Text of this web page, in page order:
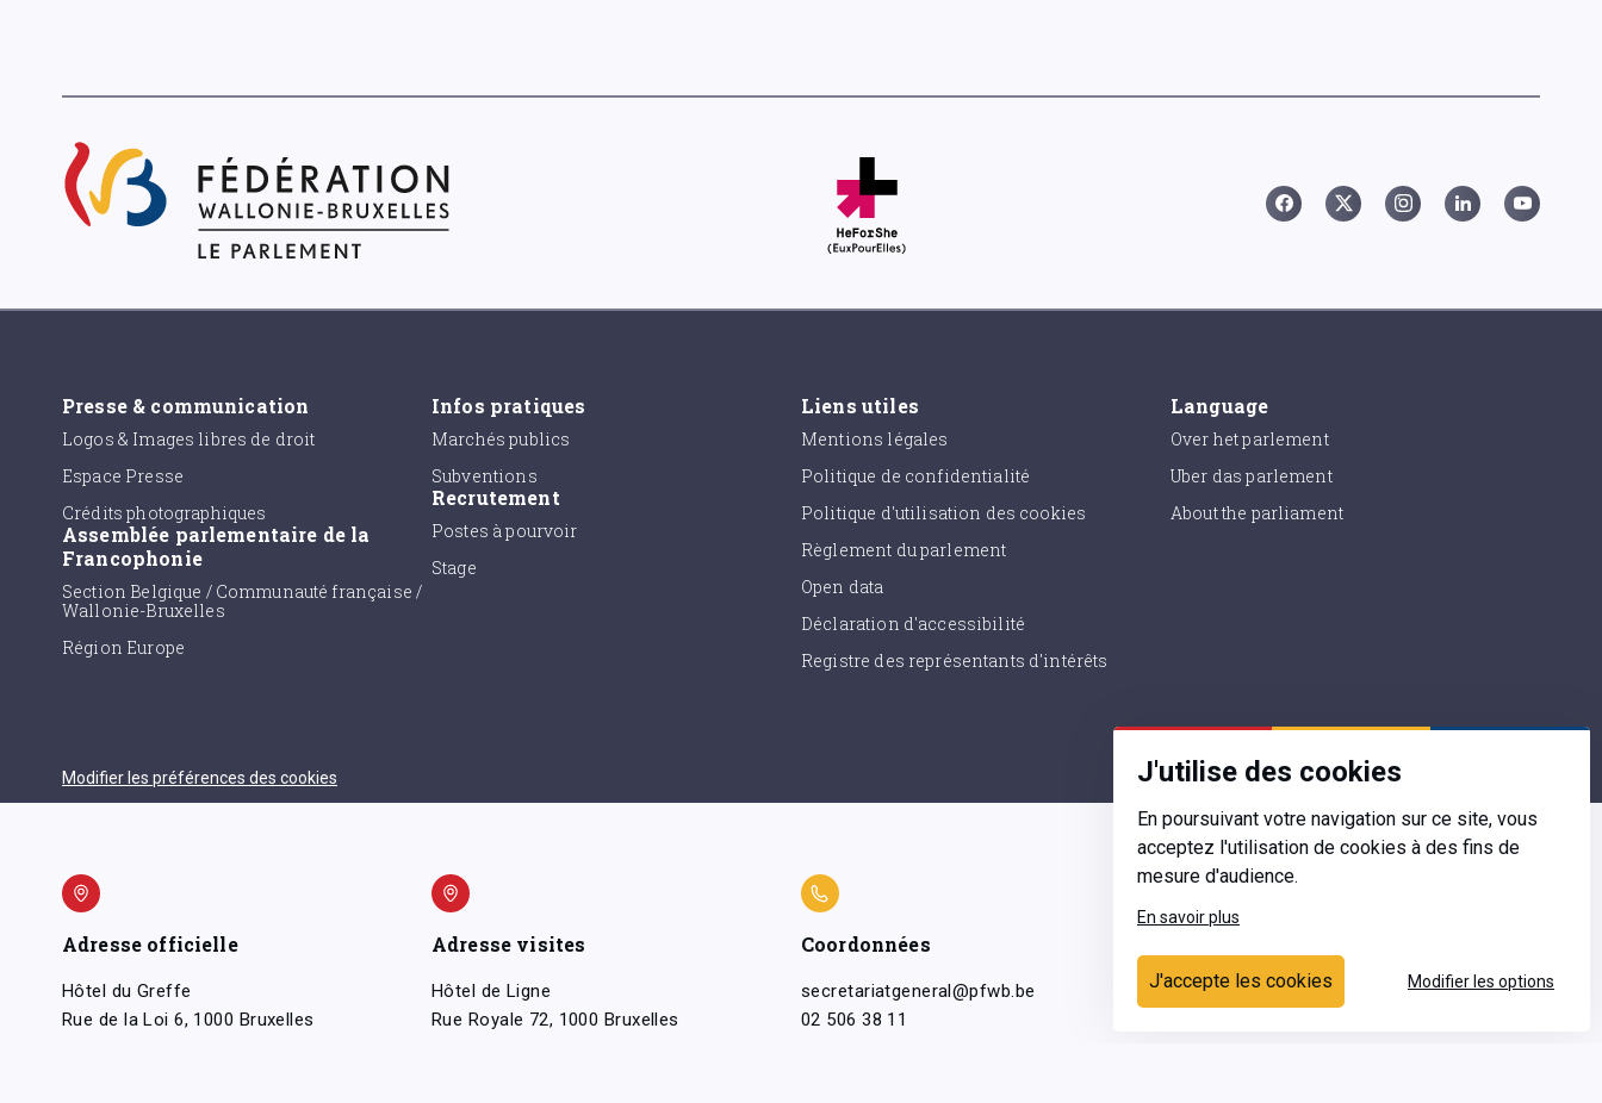
J'utilise des cookies
En poursuivant votre navigation sur ce site, vous
acceptez l'utilisation de cookies à des fins de
mesure d'audience.
En savoir plus
J'accepte les cookies Modifier les options
Presse & communication
Logos & Images libres de droit
Espace Presse
Crédits photographiques
Assemblée parlementaire de la
Francophonie
Section Belgique / Communauté française /
Wallonie-Bruxelles
Région Europe
Infos pratiques
Marchés publics
Subventions
Recrutement
Postes à pourvoir
Stage
Liens utiles
Mentions légales
Politique de confidentialité
Politique d'utilisation des cookies
Règlement du parlement
Open data
Déclaration d'accessibilité
Registre des représentants d'intérêts
Language
Over het parlement
Uber das parlement
About the parliament
Modifier les préférences des cookies
Adresse officielle
Hôtel du Greffe
Rue de la Loi 6, 1000 Bruxelles
Adresse visites
Hôtel de Ligne
Rue Royale 72, 1000 Bruxelles
Coordonnées
secretariatgeneral@pfwb.be
02 506 38 11
Ecrivez-nous